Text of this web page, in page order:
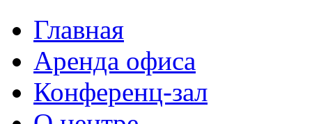
Главная
Аренда офиса
Конференц-зал